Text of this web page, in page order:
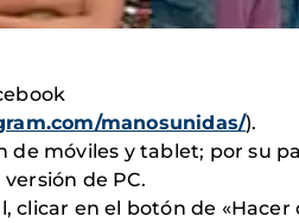
manosunidas/).
de móviles y tablet; por su
de PC.
clicar en el botón de «Hacer